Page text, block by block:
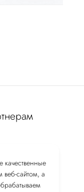
и услуг
качественные
веб-сайтом, а